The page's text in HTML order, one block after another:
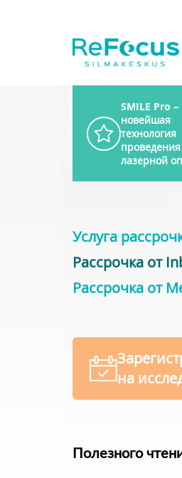
SMILE Pro –
новейшая
технология
проведения
лазерной
Услуга
Рассрочка от
Рассрочка от
на
Полезного